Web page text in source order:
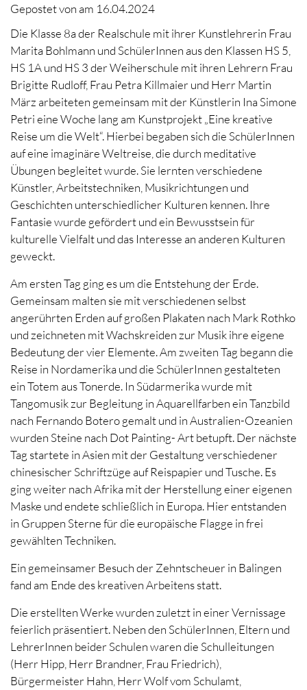
Gepostet von am 16.04.2024
Die Klasse 8a der Realschule mit ihrer Kunstlehrerin Frau
Marita Bohlmann und SchülerInnen aus den Klassen HS 5,
HS 1A und HS 3 der Weiherschule mit ihren Lehrern Frau
Brigitte Rudloff, Frau Petra Killmaier und Herr Martin
März arbeiteten gemeinsam mit der Künstlerin Ina Simone
Petri eine Woche lang am Kunstprojekt „Eine kreative
Reise um die Welt“. Hierbei begaben sich die SchülerInnen
auf eine imaginäre Weltreise, die durch meditative
Übungen begleitet wurde. Sie lernten verschiedene
Künstler, Arbeitstechniken, Musikrichtungen und
Geschichten unterschiedlicher Kulturen kennen. Ihre
Fantasie wurde gefördert und ein Bewusstsein für
kulturelle Vielfalt und das Interesse an anderen Kulturen
geweckt.
Am ersten Tag ging es um die Entstehung der Erde.
Gemeinsam malten sie mit verschiedenen selbst
angerührten Erden auf großen Plakaten nach Mark Rothko
und zeichneten mit Wachskreiden zur Musik ihre eigene
Bedeutung der vier Elemente. Am zweiten Tag begann die
Reise in Nordamerika und die SchülerInnen gestalteten
ein Totem aus Tonerde. In Südarmerika wurde mit
Tangomusik zur Begleitung in Aquarellfarben ein Tanzbild
nach Fernando Botero gemalt und in Australien-Ozeanien
wurden Steine nach Dot Painting- Art betupft. Der nächste
Tag startete in Asien mit der Gestaltung verschiedener
chinesischer Schriftzüge auf Reispapier und Tusche. Es
ging weiter nach Afrika mit der Herstellung einer eigenen
Maske und endete schließlich in Europa. Hier entstanden
in Gruppen Sterne für die europäische Flagge in frei
gewählten Techniken.
Ein gemeinsamer Besuch der Zehntscheuer in Balingen
fand am Ende des kreativen Arbeitens statt.
Die erstellten Werke wurden zuletzt in einer Vernissage
feierlich präsentiert. Neben den SchülerInnen, Eltern und
LehrerInnen beider Schulen waren die Schulleitungen
(Herr Hipp, Herr Brandner, Frau Friedrich),
Bürgermeister Hahn, Herr Wolf vom Schulamt,